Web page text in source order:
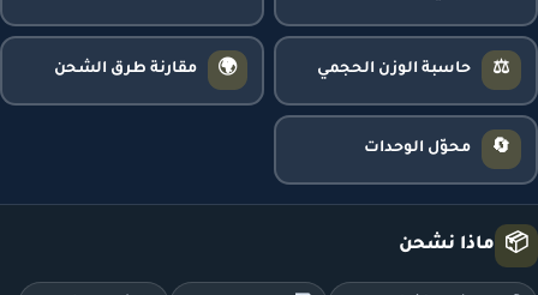
⚖️ حاسبة الوزن الحجمي 🌍 مقارنة طرق الشحن
🔄 محوّل الوحدات
📦 ماذا نشحن